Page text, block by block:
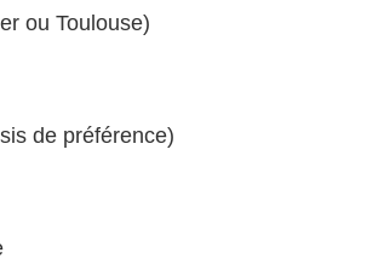
ou Toulouse)
de préférence)